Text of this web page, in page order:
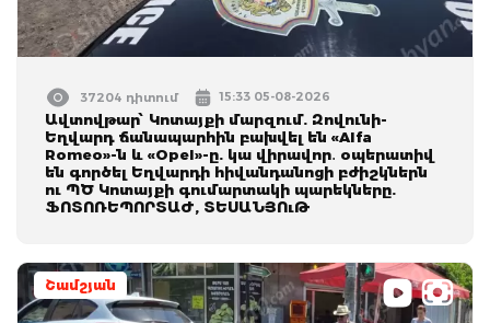
37204 դիտում 15:33 05-08-2026
Ավտովթար՝ Կոտայքի մարզում. Զովունի-
Եղվարդ ճանապարհին բախվել են «Alfa
Romeo»-ն և «Opel»-ը. կա վիրավոր․ օպերատիվ
են գործել Եղվարդի հիվանդանոցի բժիշկներն
ու ՊԾ Կոտայքի գումարտակի պարեկները.
ՖՈՏՈՌԵՊՈՐՏԱԺ, ՏԵՍԱՆՅՈւԹ
Շամշյան